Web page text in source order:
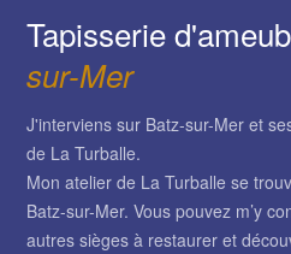
Tapisserie
sur-Mer
J'interviens sur Batz-sur-Mer et
de La Turballe.
Mon atelier de La Turballe se
Batz-sur-Mer. Vous pouvez m’y
autres sièges à restaurer et